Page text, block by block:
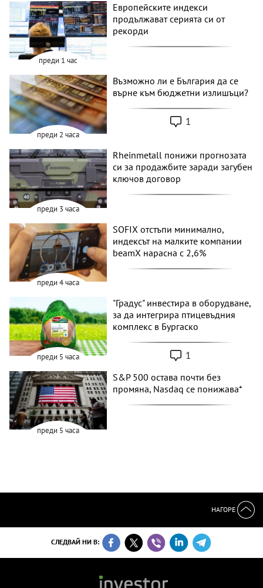
преди 1 час
Европейските индекси
продължават серията си от
рекорди
преди 2 часа
Възможно ли е България да се
върне към бюджетни излишъци?
1
преди 3 часа
Rheinmetall понижи прогнозата
си за продажбите заради загубен
ключов договор
преди 4 часа
SOFIX отстъпи минимално,
индексът на малките компании
beamX нарасна с 2,6%
преди 5 часа
"Градус" инвестира в оборудване,
за да интегрира птицевъдния
комплекс в Бургаско
1
преди 5 часа
S&P 500 остава почти без
промяна, Nasdaq се понижава*
НАГОРЕ
СЛЕДВАЙ НИ В: